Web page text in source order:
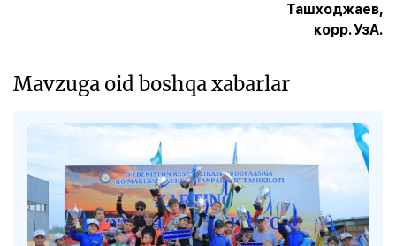
Ташходжаев,
корр. УзА.
Mavzuga oid boshqa xabarlar